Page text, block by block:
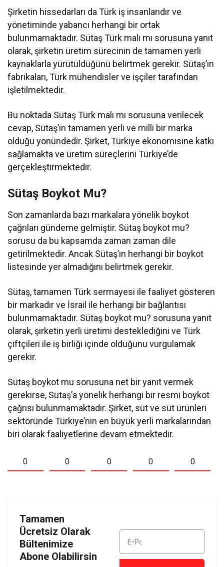
Şirketin hissedarları da Türk iş insanlarıdır ve
yönetiminde yabancı herhangi bir ortak
bulunmamaktadır. Sütaş Türk malı mı sorusuna yanıt
olarak, şirketin üretim sürecinin de tamamen yerli
kaynaklarla yürütüldüğünü belirtmek gerekir. Sütaş’ın
fabrikaları, Türk mühendisler ve işçiler tarafından
işletilmektedir.
Bu noktada Sütaş Türk malı mı sorusuna verilecek
cevap, Sütaş’ın tamamen yerli ve milli bir marka
olduğu yönündedir. Şirket, Türkiye ekonomisine katkı
sağlamakta ve üretim süreçlerini Türkiye’de
gerçekleştirmektedir.
Sütaş Boykot Mu?
Son zamanlarda bazı markalara yönelik boykot
çağrıları gündeme gelmiştir. Sütaş boykot mu?
sorusu da bu kapsamda zaman zaman dile
getirilmektedir. Ancak Sütaş’ın herhangi bir boykot
listesinde yer almadığını belirtmek gerekir.
Sütaş, tamamen Türk sermayesi ile faaliyet gösteren
bir markadır ve İsrail ile herhangi bir bağlantısı
bulunmamaktadır. Sütaş boykot mu? sorusuna yanıt
olarak, şirketin yerli üretimi desteklediğini ve Türk
çiftçileri ile iş birliği içinde olduğunu vurgulamak
gerekir.
Sütaş boykot mu sorusuna net bir yanıt vermek
gerekirse, Sütaş’a yönelik herhangi bir resmi boykot
çağrısı bulunmamaktadır. Şirket, süt ve süt ürünleri
sektöründe Türkiye’nin en büyük yerli markalarından
biri olarak faaliyetlerine devam etmektedir.
0 0 0 0 0
Tamamen
Ücretsiz Olarak
Bültenimize
Abone Olabilirsin